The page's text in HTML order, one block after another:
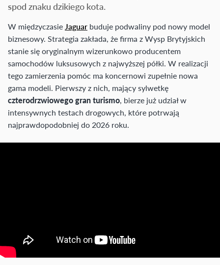
spod znaku dzikiego kota.
W międzyczasieJaguar buduje podwaliny pod nowy model
biznesowy. Strategia zakłada, że firma z Wysp Brytyjskich
stanie się oryginalnym wizerunkowo producentem
samochodów luksusowych z najwyższej półki. W realizacji
tego zamierzenia pomóc ma koncernowi zupełnie nowa
gama modeli. Pierwszy z nich, mający sylwetkę
czterodrzwiowego gran turismo, bierze już udział w
intensywnych testach drogowych, które potrwają
najprawdopodobniej do 2026 roku.